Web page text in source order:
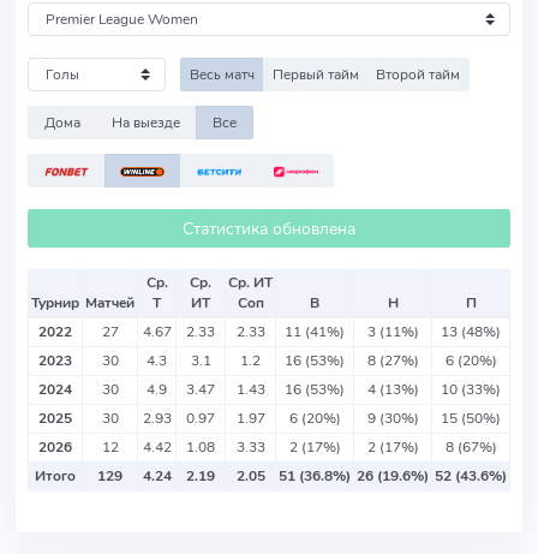
Весь матч Первый тайм Второй тайм
Дома На выезде Все
Статистика обновлена
Турнир Матчей
Ср.
Т
Ср.
ИТ
Ср. ИТ
Соп
В Н
П
2022
27 4.67 2.33 2.33 11 (41%) 3 (11%)
13 (48%)
2023
30 4.3 3.1 1.2 16 (53%) 8 (27%)
6 (20%)
2024
30 4.9 3.47 1.43 16 (53%) 4 (13%)
10 (33%)
2025
30 2.93 0.97 1.97 6 (20%) 9 (30%)
15 (50%)
2026
12 4.42 1.08 3.33 2 (17%) 2 (17%)
8 (67%)
Итого
129 4.24 2.19 2.05 51 (36.8%) 26 (19.6%) 52 (43.6%)